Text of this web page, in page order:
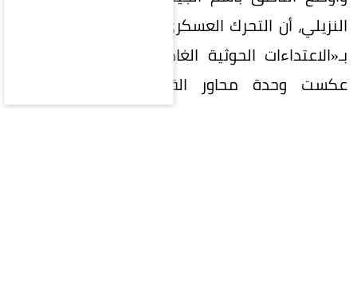
النزيلي، أن التحرك العسكري جاء رداً على ما وصفه
بـ«الاعتداءات الحوثية الغادرة»، مؤكداً أن العملية
عكست وحدة محاور القوات المسلحة وتكامل
منظومة القيادة والسيطرة.